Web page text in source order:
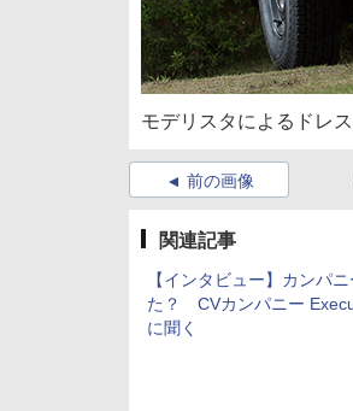
モデリスタによるドレ
前の画像
関連記事
【インタビュー】カンパ
た？ CVカンパニー
に聞く